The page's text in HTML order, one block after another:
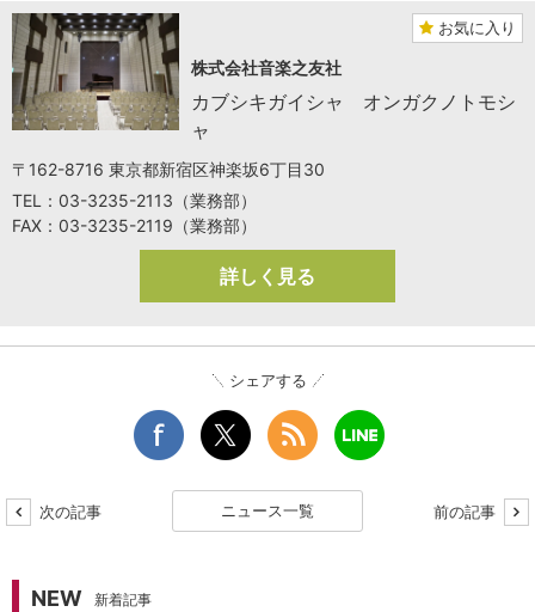
お気に入り
株式会社音楽之友社
カブシキガイシャ オンガクノトモシ
ャ
〒162-8716 東京都新宿区神楽坂6丁目30
TEL：03-3235-2113（業務部）
FAX：03-3235-2119（業務部）
詳しく見る
シェアする
次の記事 ニュース一覧 前の記事
NEW 新着記事